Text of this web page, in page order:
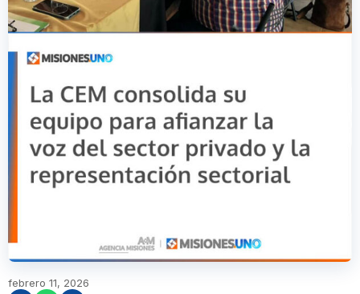
febrero 11, 2026